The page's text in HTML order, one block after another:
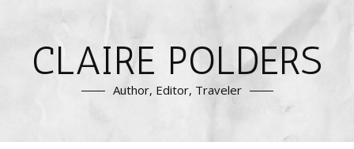
CLAIRE POLDERS
Author, Editor, Traveler